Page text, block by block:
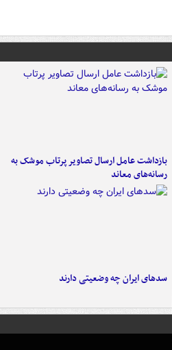
بازداشت عامل ارسال تصاویر پرتاب موشک به
رسانه‌های معاند
سدهای ایران چه وضعیتی دارند